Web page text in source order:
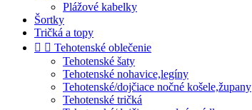
Plážové kabelky
Šortky
Tričká a topy
  Tehotenské oblečenie
Tehotenské šaty
Tehotenské nohavice,legíny
Tehotenské/dojčiace nočné košele,župany
Tehotenské tričká